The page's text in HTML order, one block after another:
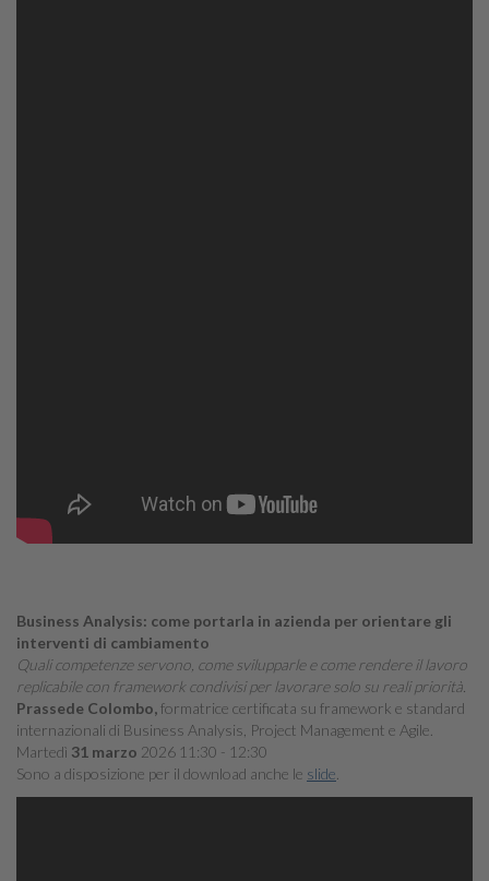
Business Analysis: come portarla in azienda per orientare gli
interventi di cambiamento
Quali competenze servono, come svilupparle e come rendere il lavoro
replicabile con framework condivisi per lavorare solo su reali priorità.
Prassede Colombo,formatrice certificata su framework e standard
internazionali di Business Analysis, Project Management e Agile.
Martedì 31 marzo 2026 11:30 - 12:30
Sono a disposizione per il download anche le slide